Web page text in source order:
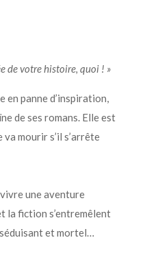
de votre histoire, quoi ! »
en panne d’inspiration,
de ses romans. Elle est
mourir s’il s’arrête
une aventure
la fiction s’entremêlent
et mortel…